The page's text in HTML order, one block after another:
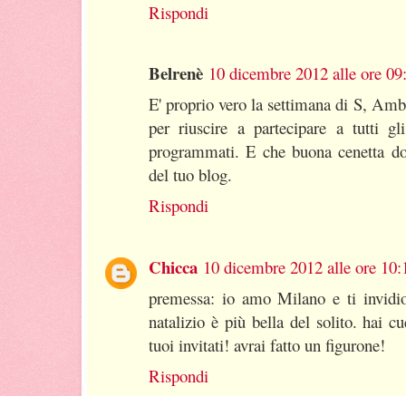
Rispondi
Belrenè 10 dicembre 2012 alle ore
E' proprio vero la settimana di S,
per riuscire a partecipare a tutti
programmati. E che buona cenetta
del tuo blog.
Rispondi
Chicca 10 dicembre 2012 alle ore
premessa: io amo Milano e ti
natalizio è più bella del solito. hai
tuoi invitati! avrai fatto un figurone!
Rispondi